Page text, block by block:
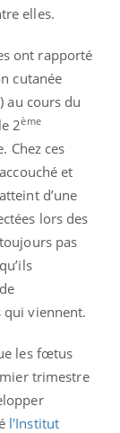
elles.
ont rapporté
cutanée
au cours du
2ème
Chez ces
et
d’une
lors des
pas
qui viennent.
les fœtus
trimestre
l'Institut